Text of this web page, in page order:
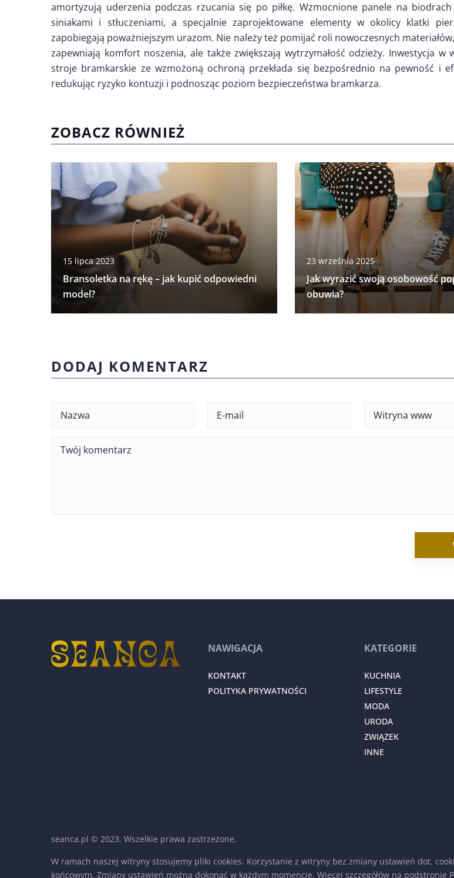
amortyzują uderzenia podczas rzucania się po piłkę. Wzmocnione panele na
siniakami i stłuczeniami, a specjalnie zaprojektowane elementy w okolicy klatki
zapobiegają poważniejszym urazom. Nie należy też pomijać roli nowoczesnych
zapewniają komfort noszenia, ale także zwiększają wytrzymałość odzieży. Inwestycja w
stroje bramkarskie ze wzmożoną ochroną przekłada się bezpośrednio na pewność i
redukując ryzyko kontuzji i podnosząc poziom bezpieczeństwa bramkarza.
ZOBACZ RÓWNIEŻ
15 lipca 2023
Bransoletka na rękę – jak kupić odpowiedni
model?
23 września 2025
Jak wyrazić swoją osobowość
obuwia?
DODAJ KOMENTARZ
NAWIGACJA
KONTAKT
POLITYKA PRYWATNOŚCI
KATEGORIE
KUCHNIA
LIFESTYLE
MODA
URODA
ZWIĄZEK
INNE
seanca.pl © 2023. Wszelkie prawa zastrzeżone.
W ramach naszej witryny stosujemy pliki cookies. Korzystanie z witryny bez zmiany ustawień dot.
końcowym. Zmiany ustawień można dokonać w każdym momencie. Więcej szczegółów na podstronie